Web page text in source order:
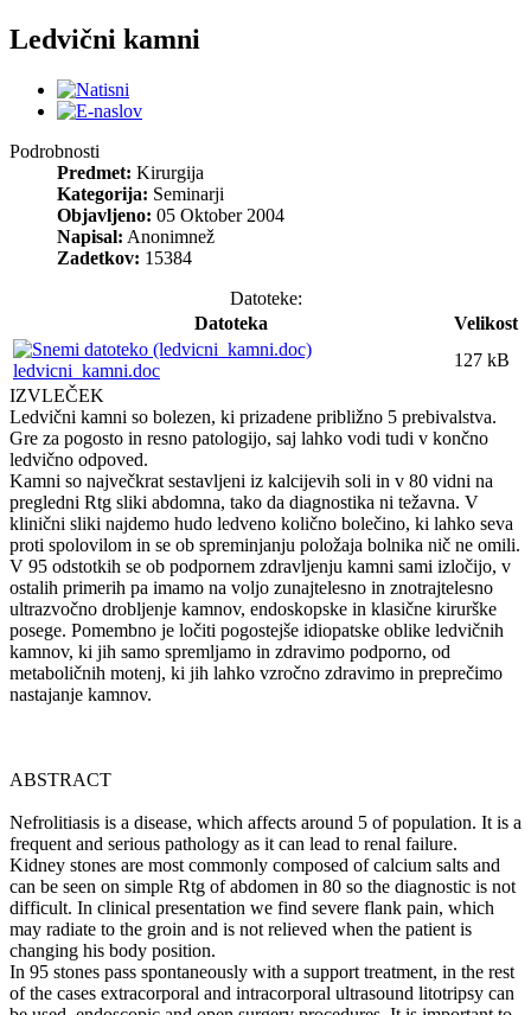
Ledvični kamni
Podrobnosti
Predmet: Kirurgija
Kategorija: Seminarji
Objavljeno: 05 Oktober 2004
Napisal: Anonimnež
Zadetkov: 15384
Datoteke:
Datoteka
Velikost
ledvicni_kamni.doc
127 kB
IZVLEČEK
Ledvični kamni so bolezen, ki prizadene približno 5 prebivalstva.
Gre za pogosto in resno patologijo, saj lahko vodi tudi v končno
ledvično odpoved.
Kamni so največkrat sestavljeni iz kalcijevih soli in v 80 vidni na
pregledni Rtg sliki abdomna, tako da diagnostika ni težavna. V
klinični sliki najdemo hudo ledveno količno bolečino, ki lahko seva
proti spolovilom in se ob spreminjanju položaja bolnika nič ne omili.
V 95 odstotkih se ob podpornem zdravljenju kamni sami izločijo, v
ostalih primerih pa imamo na voljo zunajtelesno in znotrajtelesno
ultrazvočno drobljenje kamnov, endoskopske in klasične kirurške
posege. Pomembno je ločiti pogostejše idiopatske oblike ledvičnih
kamnov, ki jih samo spremljamo in zdravimo podporno, od
metaboličnih motenj, ki jih lahko vzročno zdravimo in preprečimo
nastajanje kamnov.
ABSTRACT
Nefrolitiasis is a disease, which affects around 5 of population. It is a
frequent and serious pathology as it can lead to renal failure.
Kidney stones are most commonly composed of calcium salts and
can be seen on simple Rtg of abdomen in 80 so the diagnostic is not
difficult. In clinical presentation we find severe flank pain, which
may radiate to the groin and is not relieved when the patient is
changing his body position.
In 95 stones pass spontaneously with a support treatment, in the rest
of the cases extracorporal and intracorporal ultrasound litotripsy can